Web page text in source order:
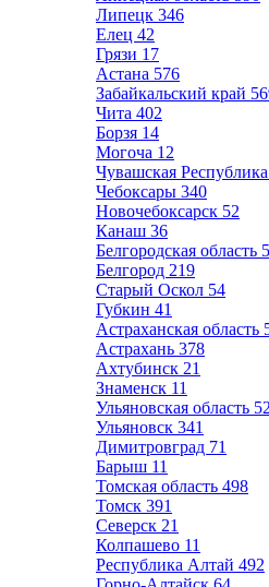
Липецк 346
Елец 42
Грязи 17
Астана 576
Забайкальский край
Чита 402
Борзя 14
Могоча 12
Чувашская
Чебоксары 340
Новочебоксарск 52
Канаш 36
Белгородская область
Белгород 219
Старый Оскол 54
Губкин 41
Астраханская область
Астрахань 378
Ахтубинск 21
Знаменск 11
Ульяновская область
Ульяновск 341
Димитровград 71
Барыш 11
Томская область 498
Томск 391
Северск 21
Колпашево 11
Республика Алтай 492